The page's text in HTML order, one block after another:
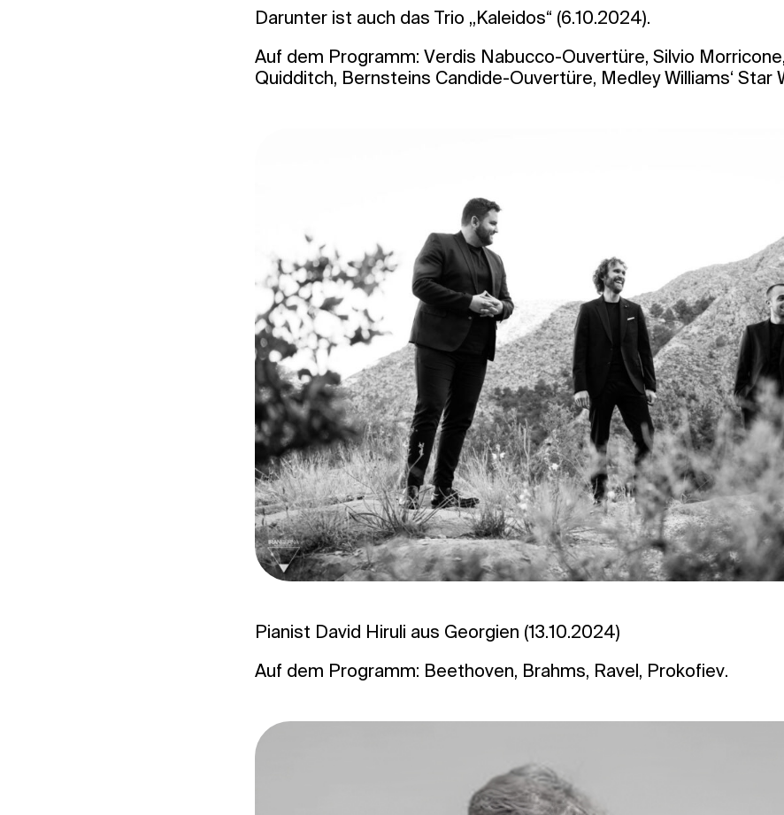
Darunter ist auch das Trio „Kaleidos“ (6.10.2024).
Auf dem Programm: Verdis Nabucco-Ouvertüre, Silvio Morricone,
Quidditch, Bernsteins Candide-Ouvertüre, Medley Williams‘ Star
Pianist David Hiruli aus Georgien (13.10.2024)
Auf dem Programm: Beethoven, Brahms, Ravel, Prokofiev.